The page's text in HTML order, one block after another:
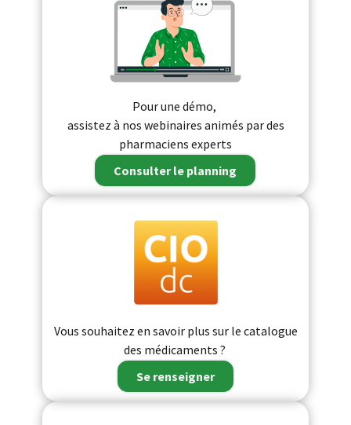
Pour une démo,
assistez à nos webinaires animés par des
pharmaciens experts
Consulter le planning
Vous souhaitez en savoir plus sur le catalogue
des médicaments ?
Se renseigner